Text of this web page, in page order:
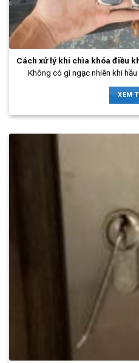
Cách xử lý khi chìa khóa điều
Không có gì ngạc nhiên khi
XEM